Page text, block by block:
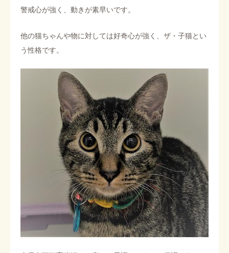
警戒心が強く、動きが素早いです。
他の猫ちゃんや物に対しては好奇心が強く、ザ・子猫とい
う性格です。